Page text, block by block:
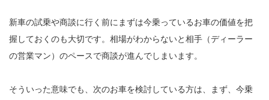
新車の試乗や商談に行く前にまずは今乗っているお車の価値を把
握しておくのも大切です。相場がわからないと相手（ディーラー
の営業マン）のペースで商談が進んでしまいます。
そういった意味でも、次のお車を検討している方は、まず、今乗